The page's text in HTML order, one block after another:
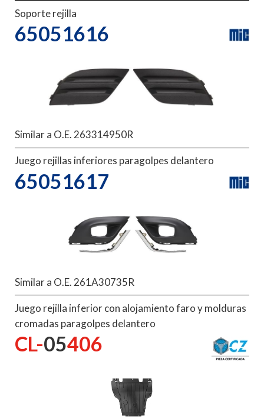
Soporte rejilla
65051616
Similar a O.E. 263314950R
Juego rejillas inferiores paragolpes delantero
65051617
Similar a O.E. 261A30735R
Juego rejilla inferior con alojamiento faro y molduras
cromadas paragolpes delantero
CL-05406